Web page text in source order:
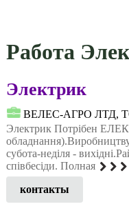
Работа
Электрик
ВЕЛЕС-АГРО ЛТД,
Электрик Потрібен
субота-неділя -
співбесіди. Полная
контакты